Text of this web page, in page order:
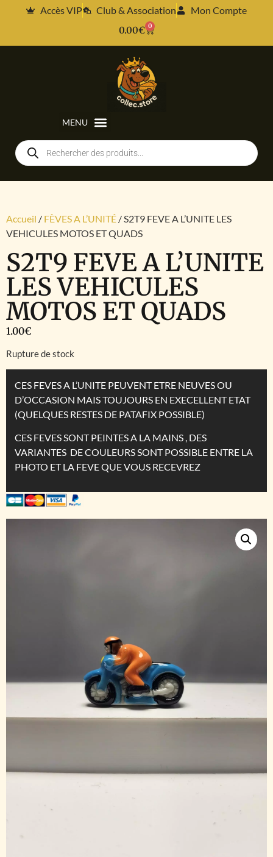
Accès VIP Club & Association
Mon Compte
0.00€ 0
Accueil / FÈVES A L’UNITÉ / S2T9 FEVE A L’UNITE LES
VEHICULES MOTOS ET QUADS
S2T9 FEVE A L’UNITE
LES VEHICULES
MOTOS ET QUADS
1.00€
Rupture de stock
CES FEVES A L’UNITE PEUVENT ETRE NEUVES OU
D’OCCASION MAIS TOUJOURS EN EXECELLENT ETAT
(QUELQUES RESTES DE PATAFIX POSSIBLE)
CES FEVES SONT PEINTES A LA MAINS , DES
VARIANTES DE COULEURS SONT POSSIBLE ENTRE LA
PHOTO ET LA FEVE QUE VOUS RECEVREZ